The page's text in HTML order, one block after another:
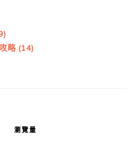
略 (14)
瀏覽量